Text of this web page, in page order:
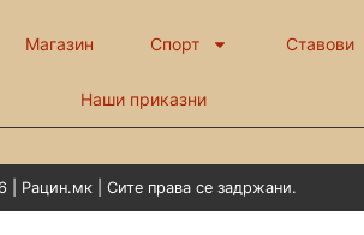
Магазин Спорт Ставови
Наши приказни
| Рацин.мк | Сите права се задржани.